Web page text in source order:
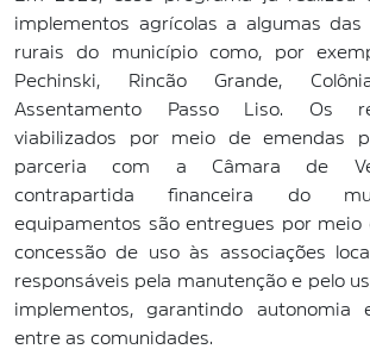
implementos agrícolas a algumas das
rurais do município como, por
Pechinski, Rincão Grande,
Assentamento Passo Liso. Os
viabilizados por meio de emendas
parceria com a Câmara de
contrapartida financeira do
equipamentos são entregues por
concessão de uso às associações
responsáveis pela manutenção e pelo
implementos, garantindo autonomia
entre as comunidades.